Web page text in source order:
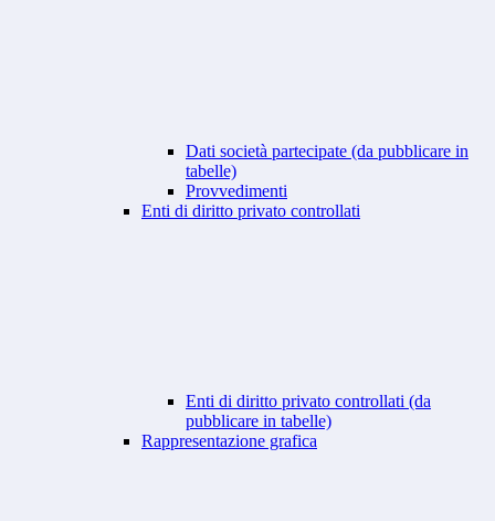
Dati società partecipate (da pubblicare in
tabelle)
Provvedimenti
Enti di diritto privato controllati
Enti di diritto privato controllati (da
pubblicare in tabelle)
Rappresentazione grafica